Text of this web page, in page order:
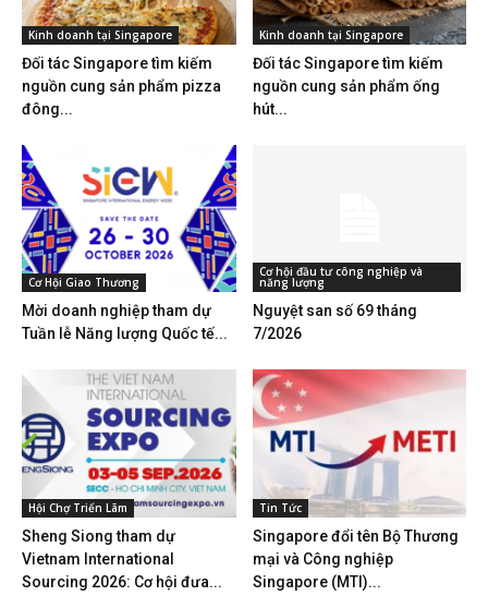
Kinh doanh tại Singapore
Đối tác Singapore tìm kiếm
nguồn cung sản phẩm pizza
đông...
Kinh doanh tại Singapore
Đối tác Singapore tìm kiếm
nguồn cung sản phẩm ống
hút...
Cơ Hội Giao Thương
Mời doanh nghiệp tham dự
Tuần lễ Năng lượng Quốc tế...
Cơ hội đầu tư công nghiệp và
năng lượng
Nguyệt san số 69 tháng
7/2026
Hội Chợ Triển Lãm
Sheng Siong tham dự
Vietnam International
Sourcing 2026: Cơ hội đưa...
Tin Tức
Singapore đổi tên Bộ Thương
mại và Công nghiệp
Singapore (MTI)...